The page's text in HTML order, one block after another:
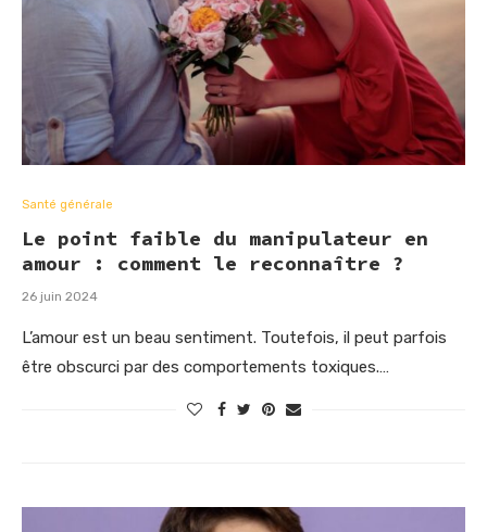
Santé générale
Le point faible du manipulateur en
amour : comment le reconnaître ?
26 juin 2024
L’amour est un beau sentiment. Toutefois, il peut parfois
être obscurci par des comportements toxiques.…